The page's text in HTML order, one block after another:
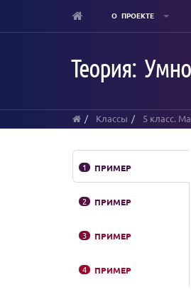
О ПРОЕКТЕ
Теория:
Классы 5 класс.
1 ПРИМЕР
2 ПРИМЕР
3 ПРИМЕР
4 ПРИМЕР